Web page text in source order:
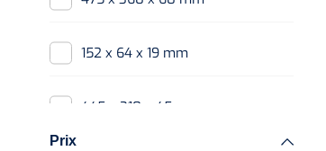
152 x 64 x 19 mm
445 x 310 x 45 mm
Prix